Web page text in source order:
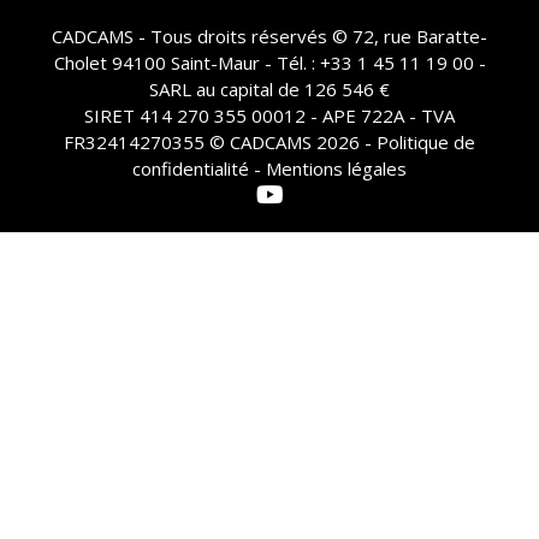
CADCAMS - Tous droits réservés © 72, rue Baratte-
Cholet 94100 Saint-Maur - Tél. : +33 1 45 11 19 00 -
SARL au capital de 126 546 €
SIRET 414 270 355 00012 - APE 722A - TVA
FR32414270355 © CADCAMS 2026 - Politique de
confidentialité - Mentions légales